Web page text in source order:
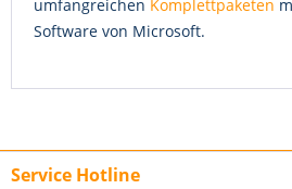
umfangreichen Komplettpaketen
Software von Microsoft.
Service Hotline